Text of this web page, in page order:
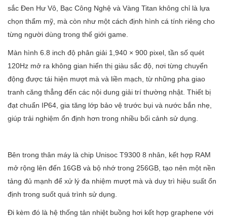
sắc Đen Hư Vô, Bạc Công Nghệ và Vàng Titan không chỉ là lựa
chọn thẩm mỹ, mà còn như một cách định hình cá tính riêng cho
từng người dùng trong thế giới game.
Màn hình 6.8 inch độ phân giải 1,940 × 900 pixel, tần số quét
120Hz mở ra không gian hiển thị giàu sắc độ, nơi từng chuyển
động được tái hiện mượt mà và liền mạch, từ những pha giao
tranh căng thẳng đến các nội dung giải trí thường nhật. Thiết bị
đạt chuẩn IP64, gia tăng lớp bảo vệ trước bụi và nước bắn nhẹ,
giúp trải nghiệm ổn định hơn trong nhiều bối cảnh sử dụng.
Bên trong thân máy là chip Unisoc T9300 8 nhân, kết hợp RAM
mở rộng lên đến 16GB và bộ nhớ trong 256GB, tạo nên một nền
tảng đủ mạnh để xử lý đa nhiệm mượt mà và duy trì hiệu suất ổn
định trong suốt quá trình sử dụng.
Đi kèm đó là hệ thống tản nhiệt buồng hơi kết hợp graphene với